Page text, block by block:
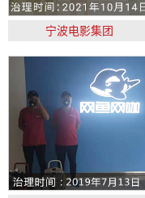
宁波电影集团